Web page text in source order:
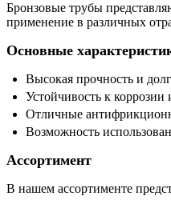
Бронзовые трубы
применение в различных
Основные
Высокая прочность и
Устойчивость к
Отличные
Возможность
Ассортимент
В нашем ассортименте